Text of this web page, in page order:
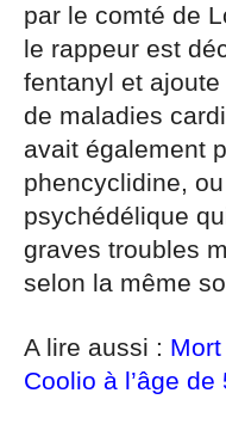
par le comté de
le rappeur est
fentanyl et
de maladies
avait également
phencyclidine,
psychédélique
graves troubles
selon la même
A lire aussi :
Coolio à l’âge de